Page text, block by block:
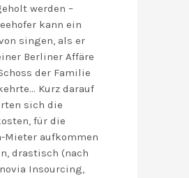
werden –
kann ein
singen, als er
Berliner Affäre
der Familie
Kurz darauf
sich die
für die
Mieter aufkommen
drastisch (nach
Insourcing,